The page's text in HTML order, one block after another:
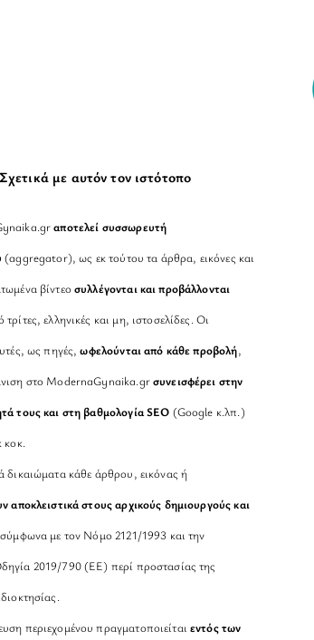
Σχετικά με αυτόν τον ιστότοπο
αποτελεί συσσωρευτή
(aggregator), ως εκ τούτου τα άρθρα, εικόνες και
βίντεοσυλλέγονται και προβάλλονται
τρίτες, ελληνικές και μη, ιστοσελίδες. Οι
ως πηγές,ωφελούνται από κάθε προβολή,
στο ModernaGynaika.grσυνεισφέρει στην
τους και στη βαθμολογία SEO (Google κ.λπ.)
κοκ.
δικαιώματα κάθε άρθρου, εικόνας ή
αποκλειστικά στους αρχικούς δημιουργούς και
με τον Νόμο 2121/1993 και την
2019/790 (ΕΕ) περί προστασίας της
περιεχομένου πραγματοποιείταιεντός των